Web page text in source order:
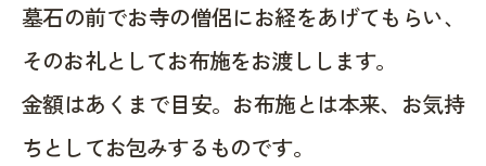
墓石の前でお寺の僧侶にお経をあげてもらい、
そのお礼としてお布施をお渡しします。
金額はあくまで目安。お布施とは本来、お気持
ちとしてお包みするものです。